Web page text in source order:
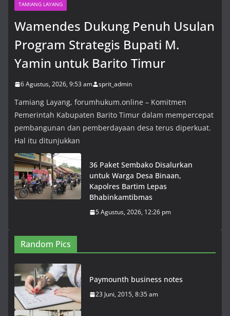
TAMIANG LAYANG
Wamendes Dukung Penuh Usulan
Program Strategis Bupati M.
Yamin untuk Barito Timur
6 Agustus, 2026, 9:53 am sprit_admin
Tamiang Layang, forumhukum.online – Komitmen
Pemerintah Kabupaten Barito Timur dalam mempercepat
pembangunan dan pemberdayaan desa terus diperkuat.
Hal itu ditunjukkan
36 Paket Sembako Disalurkan
untuk Warga Desa Binaan,
Kapolres Bartim Lepas
Bhabinkamtibmas
5 Agustus, 2026, 12:26 pm
Random Pics
Paymounth business notes
23 Juni, 2015, 8:35 am